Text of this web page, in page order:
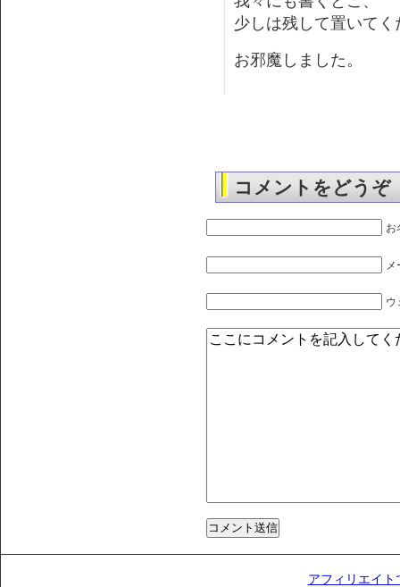
少しは残して置いてく
お邪魔しました。
コメントをどうぞ
お
ウ
アフィリエイ